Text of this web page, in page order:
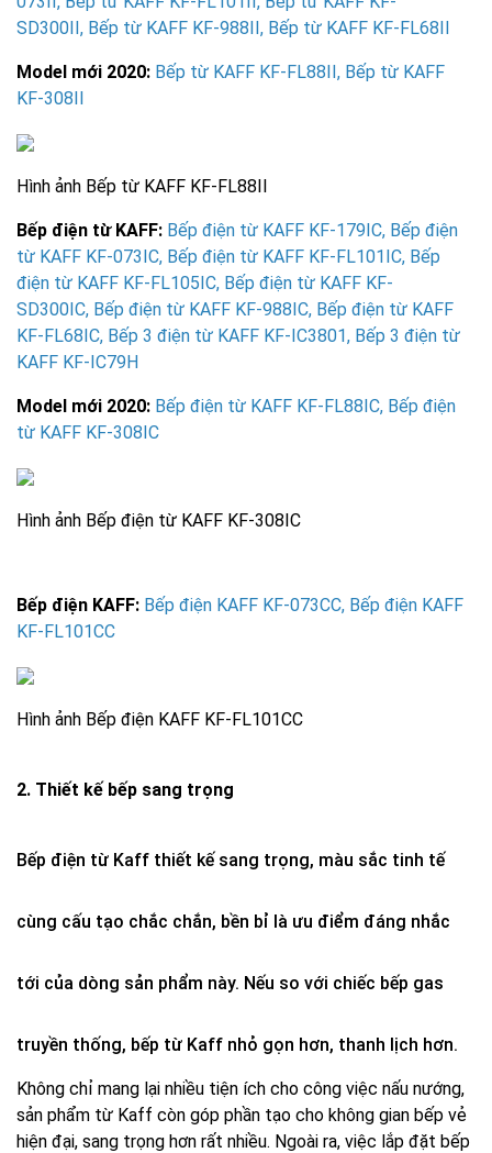
SD300II, Bếp từ KAFF KF-988II, Bếp từ KAFF KF-FL68II
Model mới 2020: Bếp từ KAFF KF-FL88II, Bếp từ KAFF
KF-308II
Hình ảnh Bếp từ KAFF KF-FL88II
Bếp điện từ KAFF: Bếp điện từ KAFF KF-179IC, Bếp điện
từ KAFF KF-073IC, Bếp điện từ KAFF KF-FL101IC, Bếp
điện từ KAFF KF-FL105IC, Bếp điện từ KAFF KF-
SD300IC, Bếp điện từ KAFF KF-988IC, Bếp điện từ KAFF
KF-FL68IC, Bếp 3 điện từ KAFF KF-IC3801, Bếp 3 điện từ
KAFF KF-IC79H
Model mới 2020: Bếp điện từ KAFF KF-FL88IC, Bếp điện
từ KAFF KF-308IC
Hình ảnh Bếp điện từ KAFF KF-308IC
Bếp điện KAFF: Bếp điện KAFF KF-073CC, Bếp điện KAFF
KF-FL101CC
Hình ảnh Bếp điện KAFF KF-FL101CC
2. Thiết kế bếp sang trọng
Bếp điện từ Kaff thiết kế sang trọng, màu sắc tinh tế
cùng cấu tạo chắc chắn, bền bỉ là ưu điểm đáng nhắc
tới của dòng sản phẩm này. Nếu so với chiếc bếp gas
truyền thống, bếp từ Kaff nhỏ gọn hơn, thanh lịch hơn.
Không chỉ mang lại nhiều tiện ích cho công việc nấu nướng,
sản phẩm từ Kaff còn góp phần tạo cho không gian bếp vẻ
hiện đại, sang trọng hơn rất nhiều. Ngoài ra, việc lắp đặt bếp